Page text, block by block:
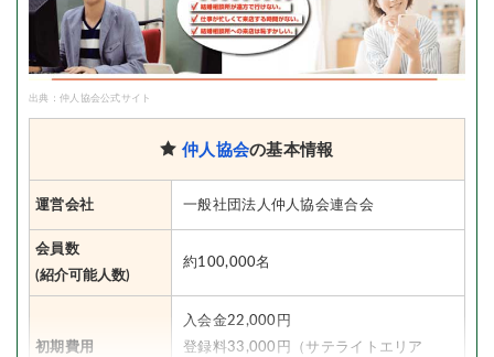
出典：仲人協会公式サイト
仲人協会の基本情報
運営会社 一般社団法人仲人協会連合会
会員数
(紹介可能人数)
約100,000名
初期費用
入会金22,000円
登録料33,000円（サテライトエリア